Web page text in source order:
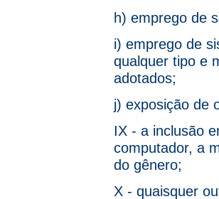
h) emprego de
i) emprego de
qualquer tipo e
adotados;
j) exposição de
IX - a inclusão
computador, a
do gênero;
X - quaisquer